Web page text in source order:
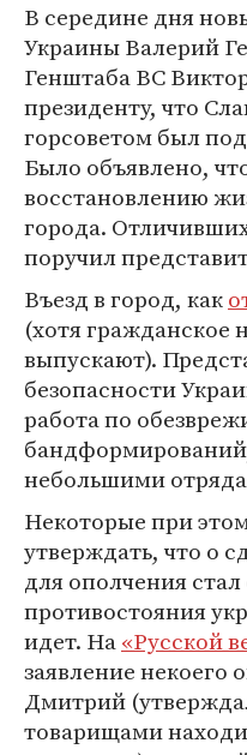
В середине дня
Украины Валерий
Генштаба ВС
президенту, что
горсоветом был
Было объявлено,
восстановлению
города.
поручил
Въезд в город, как
(хотя гражданское
выпускают).
безопасности
работа по
небольшими
Некоторые при
утверждать, что о
для ополчения
противостояния
идет. На«Русской
заявление некоего
Дмитрий
товарищами